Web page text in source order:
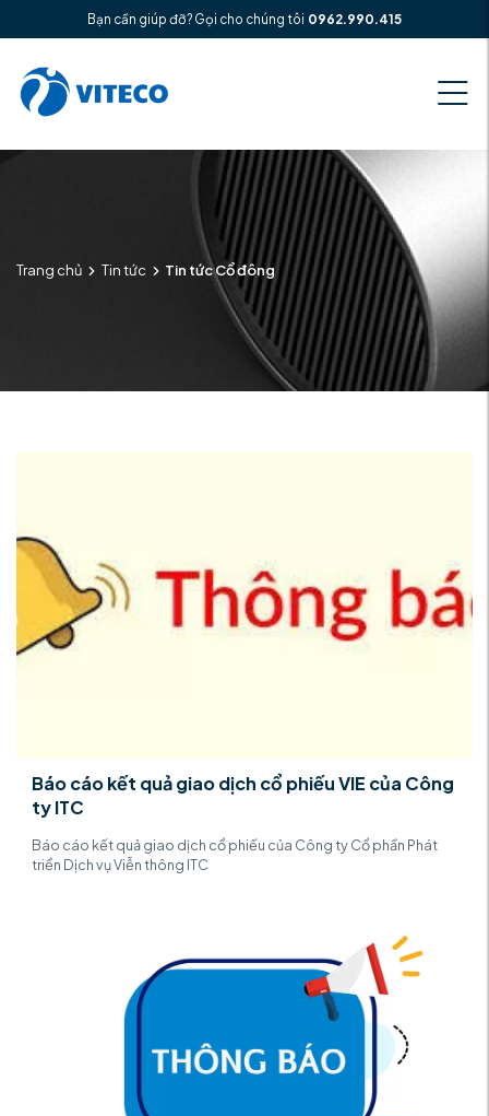
Bạn cần giúp đỡ? Gọi cho chúng tôi 0962.990.415
Trang chủ Tin tức Tin tức Cổ đông
Báo cáo kết quả giao dịch cổ phiếu VIE của Công
ty ITC
Báo cáo kết quả giao dịch cổ phiếu của Công ty Cổ phần Phát
triển Dịch vụ Viễn thông ITC